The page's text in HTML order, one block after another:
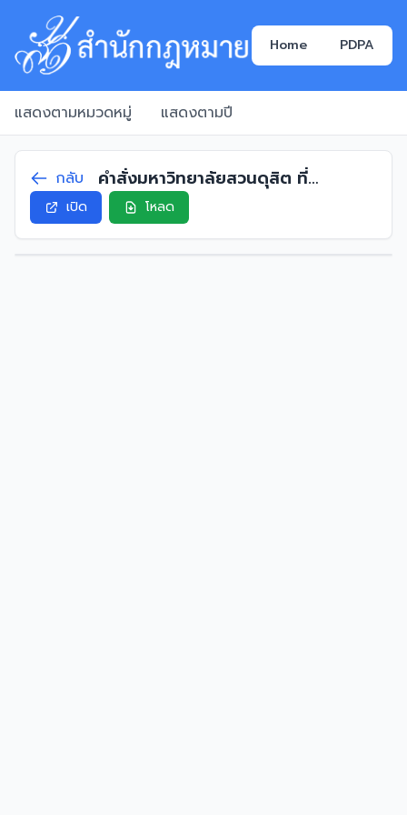
Home PDPA
แสดงตามหมวดหมู่ แสดงตามปี
กลับ
คำสั่งมหาวิทยาลัยสวนดุสิต ที่
2177/2568 เรื่อง แต่งตั้งรอง
อธิการบดี
เปิด โหลด